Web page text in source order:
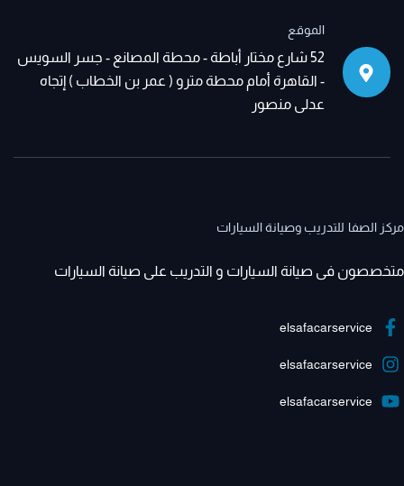
الموقع
52 شارع مختار أباطة - محطة المصانع - جسر السويس
- القاهرة أمام محطة مترو ( عمر بن الخطاب ) إتجاه
عدلى منصور
مركز الصفا للتدريب وصيانة السيارات
متخصصون فى صيانة السيارات و التدريب على صيانة السيارات
elsafacarservice
elsafacarservice
elsafacarservice